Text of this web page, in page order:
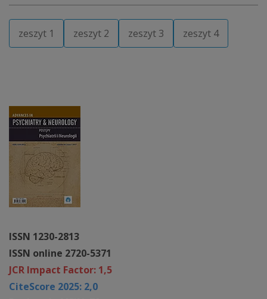
ISSN 1230-2813
ISSN online 2720-5371
JCR Impact Factor: 1,5
CiteScore 2025: 2,0
zeszyt 1 zeszyt 2 zeszyt 3 zeszyt 4